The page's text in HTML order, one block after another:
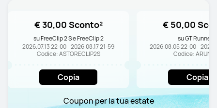
€ 30,00 Sconto²
su FreeClip 2 S e FreeClip 2
2026.07.13 22:00 - 2026.08.17 21:59
Codice: ASTORECLIP2S
Copia
€ 50,00
su GT Runner 2
2026.08.05 22:00 -
Codice:
Copia
Coupon per la tua estate